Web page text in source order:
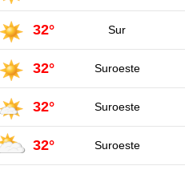
32° Sur
32° Suroeste
32° Suroeste
32° Suroeste